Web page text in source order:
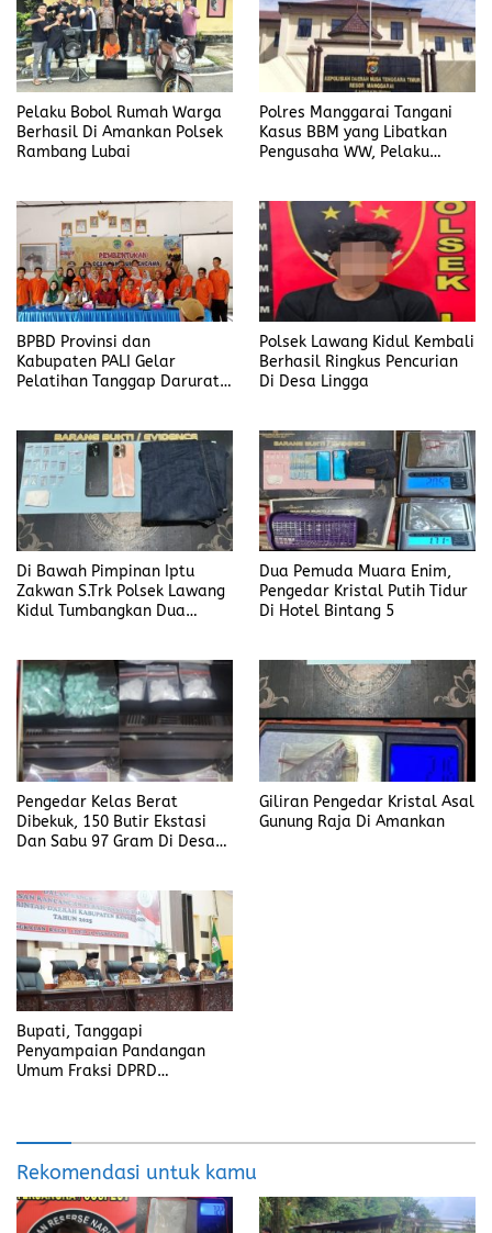
Pelaku Bobol Rumah Warga
Berhasil Di Amankan Polsek
Rambang Lubai
Polres Manggarai Tangani
Kasus BBM yang Libatkan
Pengusaha WW, Pelaku
BPBD Provinsi dan
Kabupaten PALI Gelar
Pelatihan Tanggap Darurat
Polsek Lawang Kidul Kembali
Berhasil Ringkus Pencurian
Di Desa Lingga
Di Bawah Pimpinan Iptu
Zakwan S.Trk Polsek Lawang
Kidul Tumbangkan Dua
Dua Pemuda Muara Enim,
Pengedar Kristal Putih Tidur
Di Hotel Bintang 5
Pengedar Kelas Berat
Dibekuk, 150 Butir Ekstasi
Dan Sabu 97 Gram Di Desa
Giliran Pengedar Kristal Asal
Gunung Raja Di Amankan
Bupati, Tanggapi
Penyampaian Pandangan
Umum Fraksi DPRD
Rekomendasi untuk kamu